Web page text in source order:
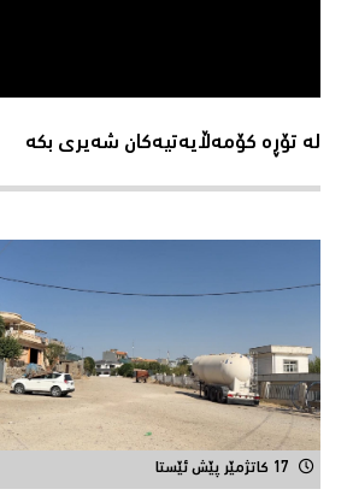
لە تۆڕە کۆمەڵایەتیەکان شەیری بکە
17 کاتژمێر پێش ئێستا